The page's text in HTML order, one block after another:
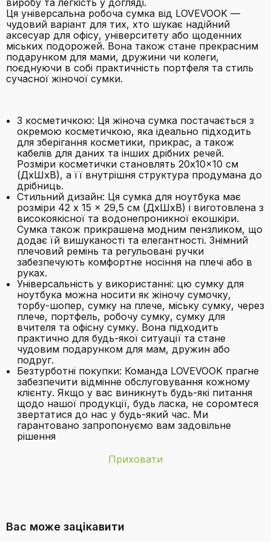
виробу та легкість у догляді.
Ця універсальна робоча сумка від LOVEVOOK —
чудовий варіант для тих, хто шукає надійний
аксесуар для офісу, університету або щоденних
міських подорожей. Вона також стане прекрасним
подарунком для мами, дружини чи колеги,
поєднуючи в собі практичність портфеля та стиль
сучасної жіночої сумки.
З косметичкою: Ця жіноча сумка постачається з
окремою косметичкою, яка ідеально підходить
для зберігання косметики, прикрас, а також
кабелів для даних та інших дрібних речей.
Розміри косметички становлять 20x10x10 см
(ДxШxВ), а її внутрішня структура продумана до
дрібниць.
Стильний дизайн: Ця сумка для ноутбука має
розміри 42 x 15 x 29,5 см (ДxШxВ) і виготовлена з
високоякісної та водонепроникної екошкіри.
Сумка також прикрашена модним пензликом, що
додає їй вишуканості та елегантності. Знімний
плечовий ремінь та регульовані ручки
забезпечують комфортне носіння на плечі або в
руках.
Універсальність у використанні: цю сумку для
ноутбука можна носити як жіночу сумочку,
торбу-шопер, сумку на плече, міську сумку, через
плече, портфель, робочу сумку, сумку для
вчителя та офісну сумку. Вона підходить
практично для будь-якої ситуації та стане
чудовим подарунком для мам, дружин або
подруг.
Безтурботні покупки: Команда LOVEVOOK прагне
забезпечити відмінне обслуговування кожному
клієнту. Якщо у вас виникнуть будь-які питання
щодо нашої продукції, будь ласка, не соромтеся
звертатися до нас у будь-який час. Ми
гарантовано запропонуємо вам задовільне
рішення
Приховати
Майстер Однокольоровий
Вас може зацікавити